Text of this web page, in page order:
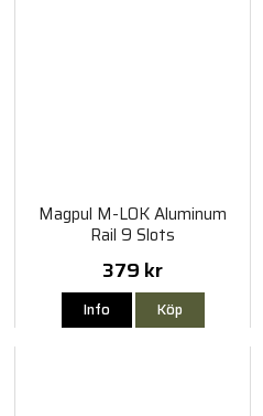
Magpul M-LOK Aluminum
Rail 9 Slots
379 kr
Info Köp